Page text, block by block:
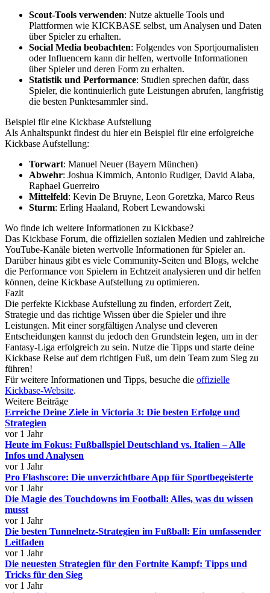
Scout-Tools verwenden: Nutze aktuelle Tools und
Plattformen wie KICKBASE selbst, um Analysen und Daten
über Spieler zu erhalten.
Social Media beobachten: Folgendes von Sportjournalisten
oder Influencern kann dir helfen, wertvolle Informationen
über Spieler und deren Form zu erhalten.
Statistik und Performance: Studien sprechen dafür, dass
Spieler, die kontinuierlich gute Leistungen abrufen, langfristig
die besten Punktesammler sind.
Beispiel für eine Kickbase Aufstellung
Als Anhaltspunkt findest du hier ein Beispiel für eine erfolgreiche
Kickbase Aufstellung:
Torwart: Manuel Neuer (Bayern München)
Abwehr: Joshua Kimmich, Antonio Rudiger, David Alaba,
Raphael Guerreiro
Mittelfeld: Kevin De Bruyne, Leon Goretzka, Marco Reus
Sturm: Erling Haaland, Robert Lewandowski
Wo finde ich weitere Informationen zu Kickbase?
Das Kickbase Forum, die offiziellen sozialen Medien und zahlreiche
YouTube-Kanäle bieten wertvolle Informationen für Spieler an.
Darüber hinaus gibt es viele Community-Seiten und Blogs, welche
die Performance von Spielern in Echtzeit analysieren und dir helfen
können, deine Kickbase Aufstellung zu optimieren.
Fazit
Die perfekte Kickbase Aufstellung zu finden, erfordert Zeit,
Strategie und das richtige Wissen über die Spieler und ihre
Leistungen. Mit einer sorgfältigen Analyse und cleveren
Entscheidungen kannst du jedoch den Grundstein legen, um in der
Fantasy-Liga erfolgreich zu sein. Nutze die Tipps und starte deine
Kickbase Reise auf dem richtigen Fuß, um dein Team zum Sieg zu
führen!
Für weitere Informationen und Tipps, besuche die offizielle
Kickbase-Website.
Weitere Beiträge
Erreiche Deine Ziele in Victoria 3: Die besten Erfolge und
Strategien
vor 1 Jahr
Heute im Fokus: Fußballspiel Deutschland vs. Italien – Alle
Infos und Analysen
vor 1 Jahr
Pro Flashscore: Die unverzichtbare App für Sportbegeisterte
vor 1 Jahr
Die Magie des Touchdowns im Football: Alles, was du wissen
musst
vor 1 Jahr
Die besten Tunnelnetz-Strategien im Fußball: Ein umfassender
Leitfaden
vor 1 Jahr
Die neuesten Strategien für den Fortnite Kampf: Tipps und
Tricks für den Sieg
vor 1 Jahr